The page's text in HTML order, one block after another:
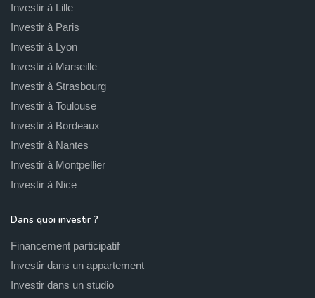
Investir à Lille
Investir à Paris
Investir à Lyon
Investir à Marseille
Investir à Strasbourg
Investir à Toulouse
Investir à Bordeaux
Investir à Nantes
Investir à Montpellier
Investir à Nice
Dans quoi investir ?
Financement participatif
Investir dans un appartement
Investir dans un studio